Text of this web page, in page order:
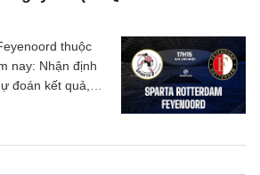
thuộc
nay: Nhận định
đoán kết quả,